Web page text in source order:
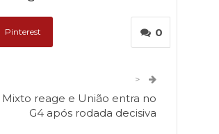
0
Pinterest
>
reage e União entra no
G4 após rodada decisiva